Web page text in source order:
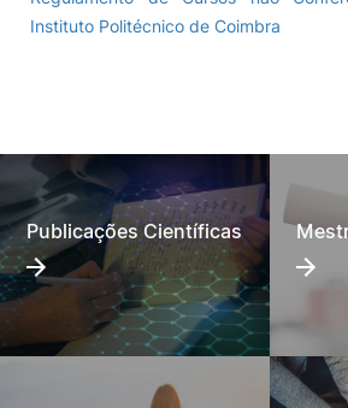
Instituto Politécnico de Coimbra
Publicações Científicas